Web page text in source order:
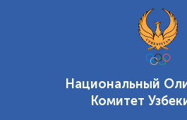
Национальный
Комитет